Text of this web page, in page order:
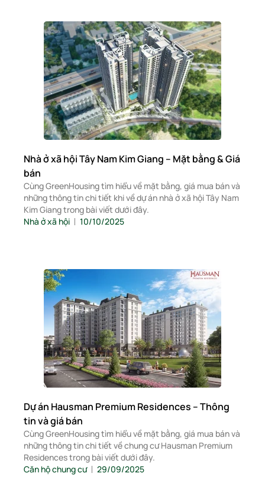
Nhà ở xã hội Tây Nam Kim Giang – Mặt bằng & Giá
bán
Cùng GreenHousing tìm hiểu về mặt bằng, giá mua bán và
những thông tin chi tiết khi về dự án nhà ở xã hội Tây Nam
Kim Giang trong bài viết dưới đây.
Nhà ở xã hội
10/10/2025
Dự án Hausman Premium Residences – Thông
tin và giá bán
Cùng GreenHousing tìm hiểu về mặt bằng, giá mua bán và
những thông tin chi tiết về chung cư Hausman Premium
Residences trong bài viết dưới đây.
Căn hộ chung cư
29/09/2025